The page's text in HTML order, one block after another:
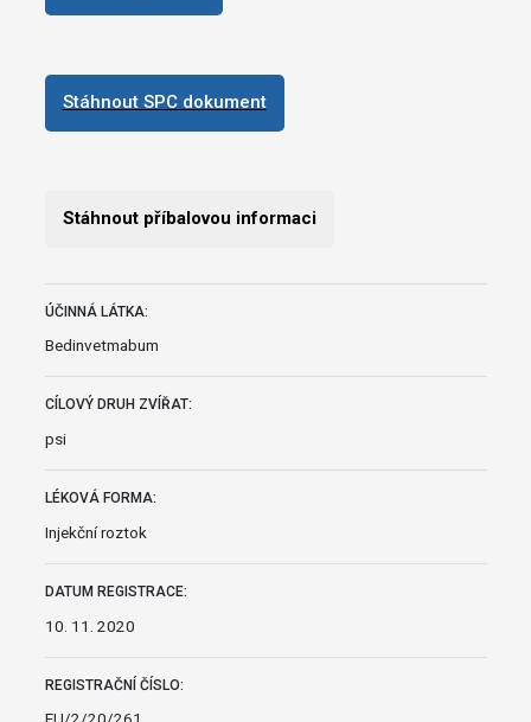
Stáhnout SPC dokument
Stáhnout příbalovou informaci
ÚČINNÁ LÁTKA:
Bedinvetmabum
CÍLOVÝ DRUH ZVÍŘAT:
psi
LÉKOVÁ FORMA:
Injekční roztok
DATUM REGISTRACE:
10. 11. 2020
REGISTRAČNÍ ČÍSLO: